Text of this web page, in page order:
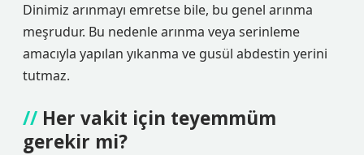
Dinimiz arınmayı emretse bile, bu genel arınma
meşrudur. Bu nedenle arınma veya serinleme
amacıyla yapılan yıkanma ve gusül abdestin yerini
tutmaz.
Her vakit için teyemmüm
gerekir mi?